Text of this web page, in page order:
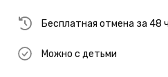
Бесплатная отмена за 48
Можно с детьми